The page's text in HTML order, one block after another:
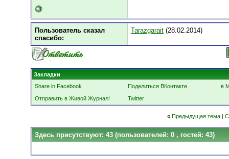
Пользователь сказал
cпасибо:
Tarazgarait (28.02.2014)
Закладки
Share in Facebook
Поделиться ВКонтакте
в
Отправить в Живой Журнал!
Twitter
« Предыдущая тема|
Здесь присутствуют: 43 (пользователей: 0 , гостей: 43)